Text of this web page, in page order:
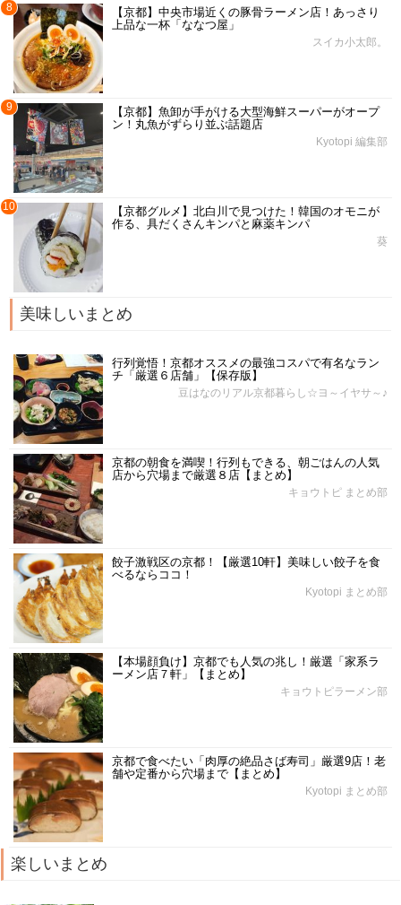
8
【京都】中央市場近くの豚骨ラーメン店！あっさり
上品な一杯「ななつ屋」
スイカ小太郎。
9
【京都】魚卸が手がける大型海鮮スーパーがオープ
ン！丸魚がずらり並ぶ話題店
Kyotopi 編集部
10
【京都グルメ】北白川で見つけた！韓国のオモニが
作る、具だくさんキンパと麻薬キンパ
葵
美味しいまとめ
行列覚悟！京都オススメの最強コスパで有名なラン
チ「厳選６店舗」【保存版】
豆はなのリアル京都暮らし☆ヨ～イヤサ～♪
京都の朝食を満喫！行列もできる、朝ごはんの人気
店から穴場まで厳選８店【まとめ】
キョウトピ まとめ部
餃子激戦区の京都！【厳選10軒】美味しい餃子を食
べるならココ！
Kyotopi まとめ部
【本場顔負け】京都でも人気の兆し！厳選「家系ラ
ーメン店７軒」【まとめ】
キョウトピラーメン部
京都で食べたい「肉厚の絶品さば寿司」厳選9店！老
舗や定番から穴場まで【まとめ】
Kyotopi まとめ部
楽しいまとめ